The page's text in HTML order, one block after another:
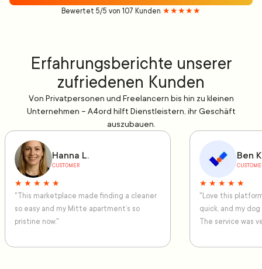
Bewertet 5/5 von 107 Kunden ★★★★★
Erfahrungsberichte unserer
zufriedenen Kunden
Von Privatpersonen und Freelancern bis hin zu kleinen
Unternehmen – A4ord hilft Dienstleistern, ihr Geschäft
auszubauen.
Hanna L.
CUSTOMER
★ ★ ★ ★ ★
"This marketplace made finding a cleaner
so easy and my Mitte apartment’s so
pristine now."
Ben
★ ★ ★ ★ ★
"Love this
quick, and my
The service was